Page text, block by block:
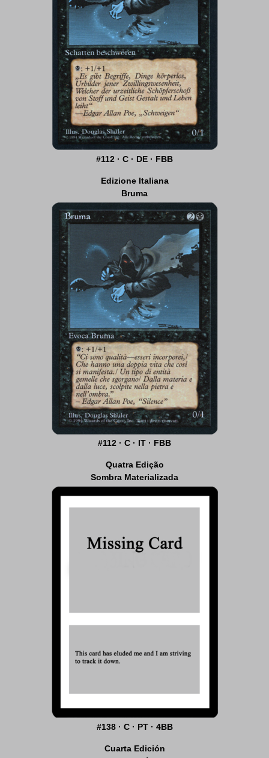
#112 · C · DE · FBB
Edizione Italiana
Bruma
#112 · C · IT · FBB
Quatra Edição
Sombra Materializada
#138 · C · PT · 4BB
Cuarta Edición